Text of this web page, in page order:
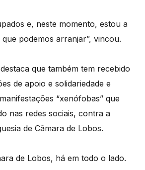
e, neste momento, estou a
podemos arranjar”, vincou.
que também tem recebido
de apoio e solidariedade e
“xenófobas” que
nas redes sociais, contra a
de Câmara de Lobos.
de Lobos, há em todo o lado.